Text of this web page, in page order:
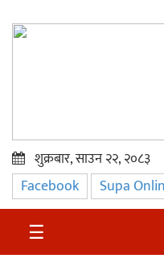
प्रमुख
समाचार
सुदुर
शुक्रबार, साउन २२, २०८३
Facebook Supa
☰